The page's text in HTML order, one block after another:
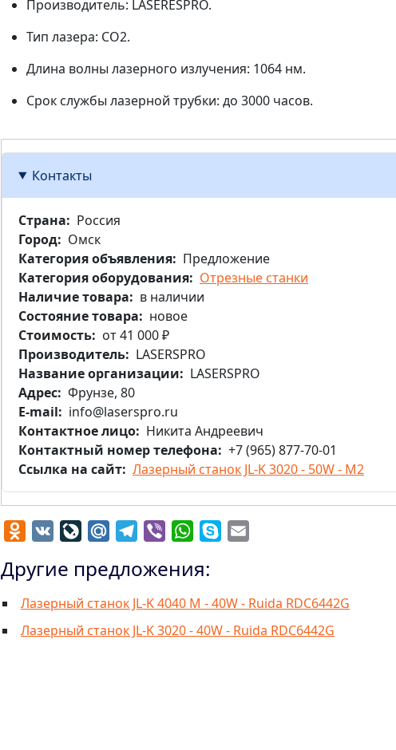
Производитель: LASERESPRO.
Тип лазера: CO2.
Длина волны лазерного излучения: 1064 нм.
Срок службы лазерной трубки: до 3000 часов.
Контакты
Страна
Россия
Город
Омск
Категория объявления
Предложение
Категория оборудования
Отрезные станки
Наличие товара
в наличии
Состояние товара
новое
Стоимость
от 41 000 ₽
Производитель
LASERSPRO
Название организации
LASERSPRO
Aдрес Фрунзе, 80
E-mail
info@laserspro.ru
Контактное лицо
Никита Андреевич
Контактный номер телефона
+7 (965) 877-70-01
Ссылка на сайт Лазерный станок JL-K 3020 - 50W - M2
Odnoklassniki
VK LiveJournal
Mail.RuTelegram
Viber WhatsApp
Skype
Другие предложения:
Лазерный станок JL-K 4040 M - 40W - Ruida RDC6442G
Лазерный станок JL-K 3020 - 40W - Ruida RDC6442G